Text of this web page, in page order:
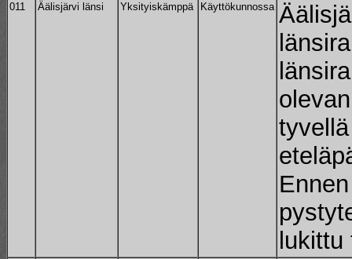
011 Äälisjärvi länsi Yksityiskämppä Käyttökunnossa